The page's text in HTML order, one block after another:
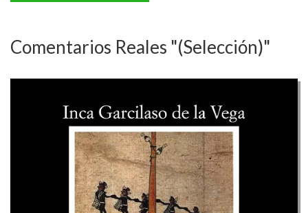
Comentarios Reales "(Selección)"